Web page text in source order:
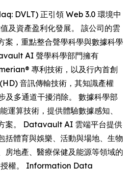
DVLT) 正引領 Web 3.0 環境中
及資產盈利化發展。 該公司的雲
案，重點整合聲學科學與數據科學
AI 聲學科學部門擁有
專利技術，以及行內首創
音訊傳輸技術，其知識產權
及多通道干擾消除。 數據科學部
運算技術，提供體驗數據感知、
案。 Datavault AI 雲端平台提供
括體育與娛樂、活動與場地、生物
房地產、醫療保健及能源等領域的
授權。 Information Data